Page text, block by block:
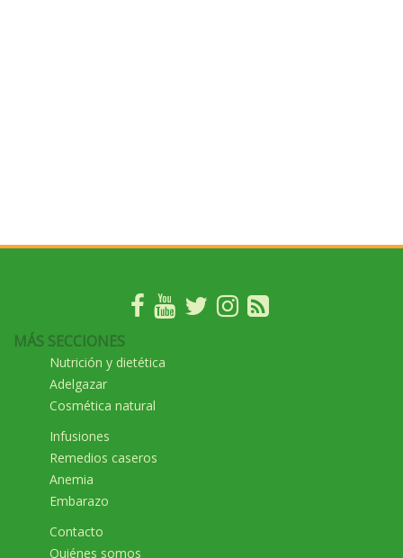
MÁS SECCIONES
Nutrición y dietética
Adelgazar
Cosmética natural
Infusiones
Remedios caseros
Anemia
Embarazo
Contacto
Quiénes somos